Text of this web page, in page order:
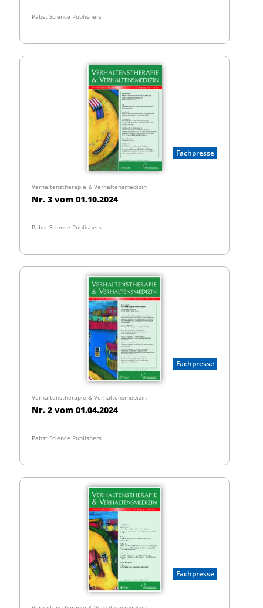
Pabst Science Publishers
Fachpresse
Verhaltenstherapie & Verhaltensmedizin
Nr. 3 vom 01.10.2024
Pabst Science Publishers
Fachpresse
Verhaltenstherapie & Verhaltensmedizin
Nr. 2 vom 01.04.2024
Pabst Science Publishers
Fachpresse